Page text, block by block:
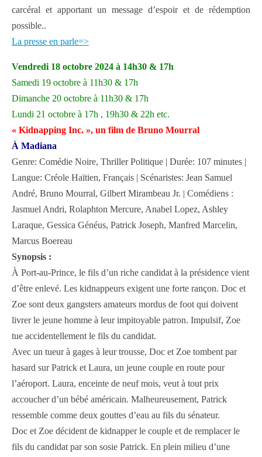
carcéral et apportant un message d’espoir et de rédemption
possible..
La presse en parle=>
Vendredi 18 octobre 2024 à 14h30 & 17h
Samedi 19 octobre à 11h30 & 17h
Dimanche 20 octobre à 11h30 & 17h
Lundi 21 octobre à 17h , 19h30 & 22h etc.
« Kidnapping Inc. », un film de Bruno Mourral
À Madiana
Genre: Comédie Noire, Thriller Politique | Durée: 107 minutes |
Langue: Créole Haïtien, Français | Scénaristes: Jean Samuel
André, Bruno Mourral, Gilbert Mirambeau Jr. | Comédiens :
Jasmuel Andri, Rolaphton Mercure, Anabel Lopez, Ashley
Laraque, Gessica Généus, Patrick Joseph, Manfred Marcelin,
Marcus Boereau
Synopsis :
À Port-au-Prince, le fils d’un riche candidat à la présidence vient
d’être enlevé. Les kidnappeurs exigent une forte rançon. Doc et
Zoe sont deux gangsters amateurs mordus de foot qui doivent
livrer le jeune homme à leur impitoyable patron. Impulsif, Zoe
tue accidentellement le fils du candidat.
Avec un tueur à gages à leur trousse, Doc et Zoe tombent par
hasard sur Patrick et Laura, un jeune couple en route pour
l’aéroport. Laura, enceinte de neuf mois, veut à tout prix
accoucher d’un bébé américain. Malheureusement, Patrick
ressemble comme deux gouttes d’eau au fils du sénateur.
Doc et Zoe décident de kidnapper le couple et de remplacer le
fils du candidat par son sosie Patrick. En plein milieu d’une